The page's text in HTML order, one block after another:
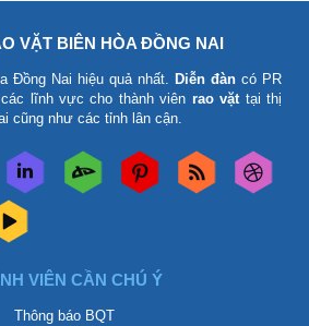
VẶT BIÊN HÒA ĐỒNG NAI
Đồng Nai hiệu quả nhất. Diễn đàn có PR
lĩnh vực cho thành viên rao vặttại thị
cũng như các tỉnh lân cận.
VIÊN CẦN CHÚ Ý
Thông báo BQT